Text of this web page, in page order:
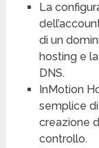
La
di un
hosting e
DNS.
InMotion
semplice
creazione
controllo.